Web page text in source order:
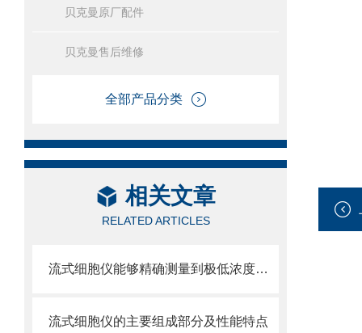
贝克曼原厂配件
贝克曼售后维修
全部产品分类
相关文章
RELATED ARTICLES
流式细胞仪能够精确测量到极低浓度的标记物
流式细胞仪的主要组成部分及性能特点